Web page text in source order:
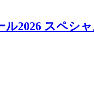
2026 スペシ